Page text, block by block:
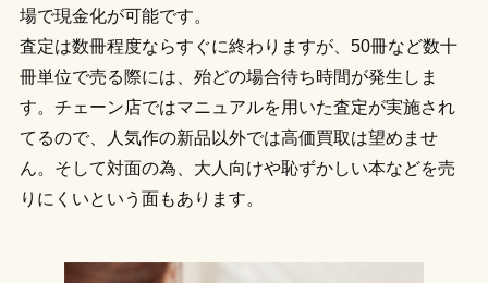
場で現金化が可能です。
査定は数冊程度ならすぐに終わりますが、50冊など数十
冊単位で売る際には、殆どの場合待ち時間が発生しま
す。チェーン店ではマニュアルを用いた査定が実施され
てるので、人気作の新品以外では高価買取は望めませ
ん。そして対面の為、大人向けや恥ずかしい本などを売
りにくいという面もあります。